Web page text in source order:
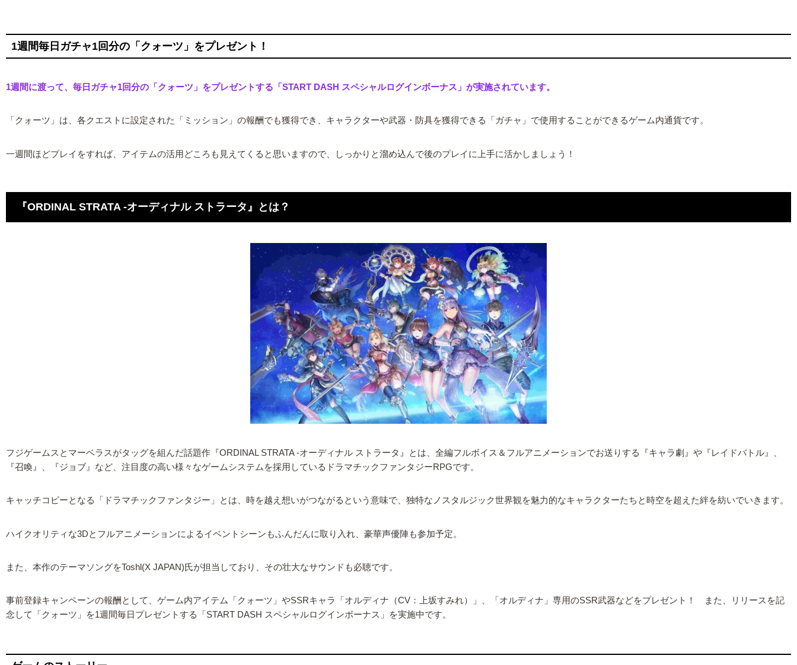
1週間毎日ガチャ1回分の「クォーツ」をプレゼント！
1週間に渡って、毎日ガチャ1回分の「クォーツ」をプレゼントする「START DASH スペシャルログインボーナス」が実施されています。
「クォーツ」は、各クエストに設定された「ミッション」の報酬でも獲得でき、キャラクターや武器・防具を獲得できる「ガチャ」で使用することができるゲーム内通貨です。
一週間ほどプレイをすれば、アイテムの活用どころも見えてくると思いますので、しっかりと溜め込んで後のプレイに上手に活かしましょう！
『ORDINAL STRATA -オーディナル ストラータ』とは？
フジゲームスとマーベラスがタッグを組んだ話題作『ORDINAL STRATA -オーディナル ストラータ』とは、全編フルボイス＆フルアニメーションでお送りする『キャラ劇』や『レイドバトル』、
『召喚』、『ジョブ』など、注目度の高い様々なゲームシステムを採用しているドラマチックファンタジーRPGです。
キャッチコピーとなる「ドラマチックファンタジー」とは、時を越え想いがつながるという意味で、独特なノスタルジック世界観を魅力的なキャラクターたちと時空を超えた絆を紡いでいきます。
ハイクオリティな3Dとフルアニメーションによるイベントシーンもふんだんに取り入れ、豪華声優陣も参加予定。
また、本作のテーマソングをToshl(X JAPAN)氏が担当しており、その壮大なサウンドも必聴です。
事前登録キャンペーンの報酬として、ゲーム内アイテム「クォーツ」やSSRキャラ「オルディナ（CV：上坂すみれ）」、「オルディナ」専用のSSR武器などをプレゼント！ また、リリースを記
念して「クォーツ」を1週間毎日プレゼントする「START DASH スペシャルログインボーナス」を実施中です。